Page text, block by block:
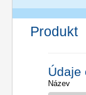
Produkt
Údaje
Název